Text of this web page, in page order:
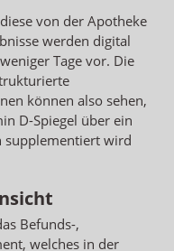
von der Apotheke
werden digital
Tage vor. Die
können also sehen,
D-Spiegel über ein
supplementiert wird
Befunds-,
welches in der